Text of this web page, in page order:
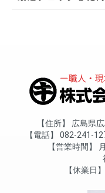
住所
広島県
電話
082-241-
営業時間
休業日